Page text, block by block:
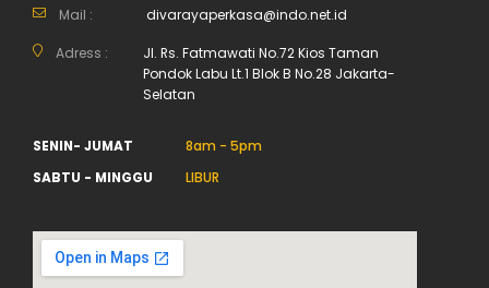
Mail : divarayaperkasa@indo.net.id
Adress :
Jl. Rs. Fatmawati No.72 Kios Taman
Pondok Labu Lt.1 Blok B No.28 Jakarta-
Selatan
SENIN- JUMAT
8am - 5pm
SABTU - MINGGU
LIBUR